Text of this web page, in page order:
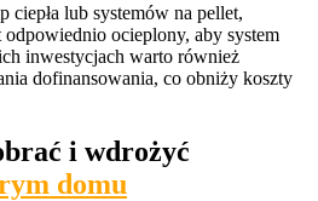
ciepła lub systemów na pellet,
ocieplony, aby system
inwestycjach warto również
dofinansowania, co obniży koszty
i wdrożyć
domu